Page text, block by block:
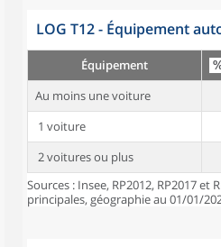
LOG T12 - Équipement
Équipement
Au moins une voiture
1 voiture
2 voitures ou plus
Sources : Insee, RP2012, RP2017 et
principales, géographie au 01/01/